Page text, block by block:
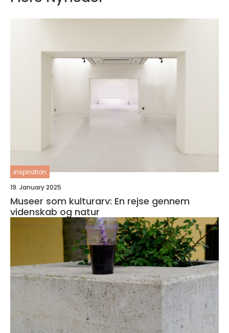
inspiration
19. January 2025
Museer som kulturarv: En rejse gennem
videnskab og natur